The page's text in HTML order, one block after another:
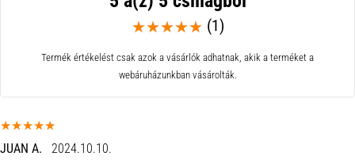
4 perces olvasási idő
csomagoljunk
futball
csomagoljunk
(1)
Termék értékelést csak azok a vásárlók adhatnak, akik a terméket a
webáruházunkban vásárolták.
JUAN A. 2024.10.10.